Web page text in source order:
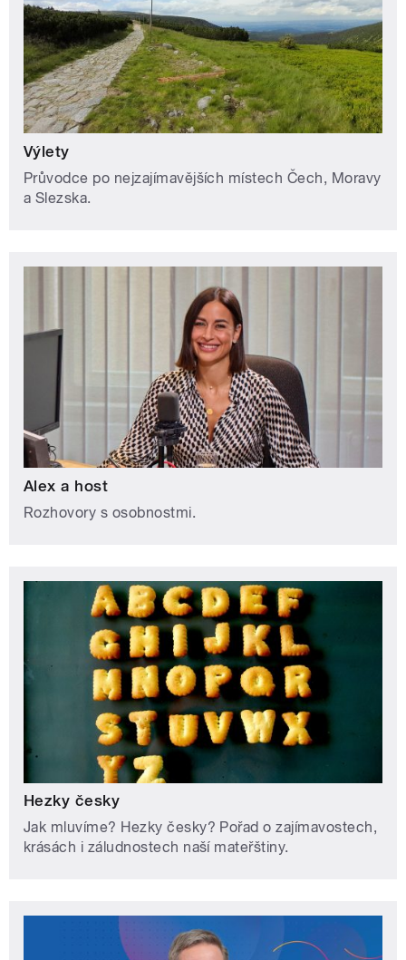
Výlety
Průvodce po nejzajímavějších místech Čech, Moravy
a Slezska.
Alex a host
Rozhovory s osobnostmi.
Hezky česky
Jak mluvíme? Hezky česky? Pořad o zajímavostech,
krásách i záludnostech naší mateřštiny.